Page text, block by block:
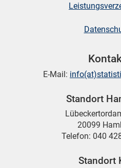
E-Mail:
Standort
20099
Telefon: 040
Standort